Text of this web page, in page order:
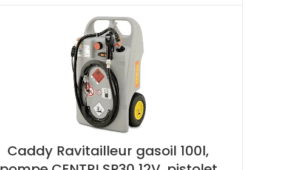
Caddy Ravitailleur gasoil 100l,